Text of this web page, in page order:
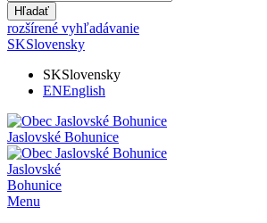
Hľadať
rozšírené vyhľadávanie
SKSlovensky
SKSlovensky
ENEnglish
Jaslovské Bohunice
Jaslovské
Bohunice
Menu